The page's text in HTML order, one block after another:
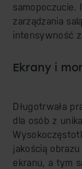
samopoczucie.
zarządzania
intensywność
Ekrany i
Długotrwała
dla osób z
jakością
ekranu, a tym